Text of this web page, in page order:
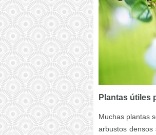
Plantas útiles
Muchas plantas
arbustos